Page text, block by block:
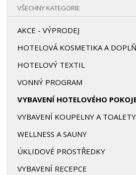
VŠECHNY KATEGORIE
AKCE - VÝPRODEJ
HOTELOVÁ KOSMETIKA A
HOTELOVÝ TEXTIL
VONNÝ PROGRAM
VYBAVENÍ HOTELOVÉHO
VYBAVENÍ KOUPELNY A
WELLNESS A SAUNY
ÚKLIDOVÉ PROSTŘEDKY
VYBAVENÍ RECEPCE